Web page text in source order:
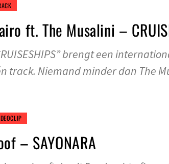
ft. The Musalini –
brengt een
track. Niemand minder dan The
– SAYONARA